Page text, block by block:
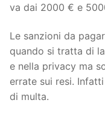
va dai 2000 € e
Le sanzioni da
quando si tratta di
e nella privacy ma
errate sui resi.
di multa.